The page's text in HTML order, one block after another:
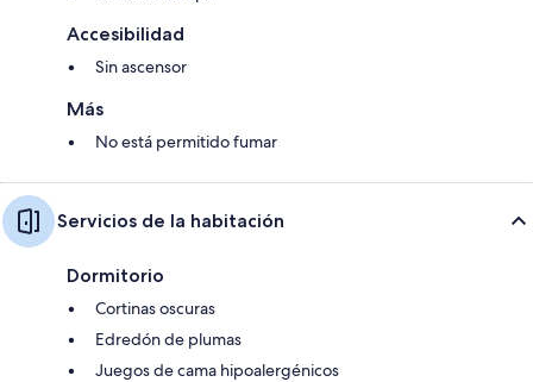
Accesibilidad
Sin ascensor
Más
No está permitido fumar
Servicios de la habitación
Dormitorio
Cortinas oscuras
Edredón de plumas
Juegos de cama hipoalergénicos